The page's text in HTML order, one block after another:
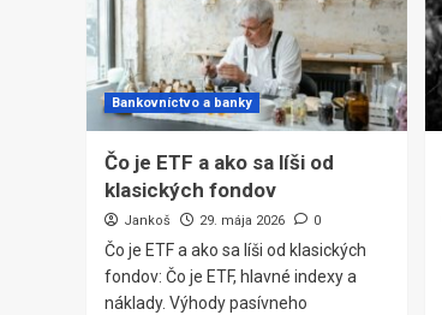
Bankovníctvo a banky
Čo je ETF a ako sa líši od
klasických fondov
Jankoš 29. mája 2026 0
Čo je ETF a ako sa líši od klasických
fondov: Čo je ETF, hlavné indexy a
náklady. Výhody pasívneho